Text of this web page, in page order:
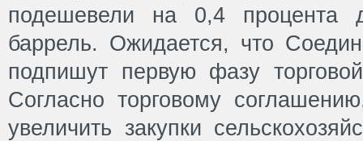
подешевели на 0,4 процента
баррель. Ожидается, что
подпишут первую фазу
Согласно торговому
увеличить закупки